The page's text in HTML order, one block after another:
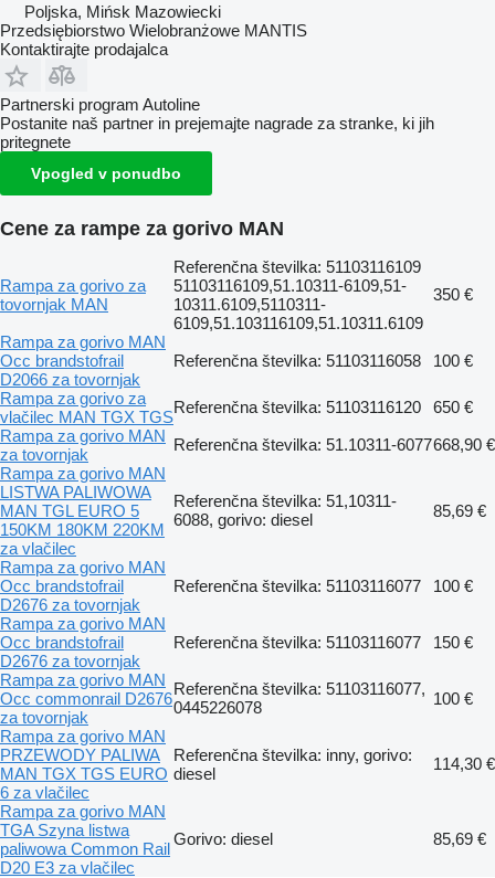
Poljska, Mińsk Mazowiecki
Przedsiębiorstwo Wielobranżowe MANTIS
Kontaktirajte prodajalca
Partnerski program Autoline
Postanite naš partner in prejemajte nagrade za stranke, ki jih
pritegnete
Vpogled v ponudbo
Cene za rampe za gorivo MAN
Rampa za gorivo za
tovornjak MAN
Referenčna številka: 51103116109
51103116109,51.10311-6109,51-
10311.6109,5110311-
6109,51.103116109,51.10311.6109
350 €
Rampa za gorivo MAN
Occ brandstofrail
D2066 za tovornjak
Referenčna številka: 51103116058
100 €
Rampa za gorivo za
vlačilec MAN TGX TGS
Referenčna številka: 51103116120
650 €
Rampa za gorivo MAN
za tovornjak
Referenčna številka: 51.10311-6077668,90 €
Rampa za gorivo MAN
LISTWA PALIWOWA
MAN TGL EURO 5
150KM 180KM 220KM
za vlačilec
Referenčna številka: 51,10311-
6088, gorivo: diesel
85,69 €
Rampa za gorivo MAN
Occ brandstofrail
D2676 za tovornjak
Referenčna številka: 51103116077
100 €
Rampa za gorivo MAN
Occ brandstofrail
D2676 za tovornjak
Referenčna številka: 51103116077
150 €
Rampa za gorivo MAN
Occ commonrail D2676
za tovornjak
Referenčna številka: 51103116077,
0445226078
100 €
Rampa za gorivo MAN
PRZEWODY PALIWA
MAN TGX TGS EURO
6 za vlačilec
Referenčna številka: inny, gorivo:
diesel
114,30 €
Rampa za gorivo MAN
TGA Szyna listwa
paliwowa Common Rail
D20 E3 za vlačilec
Gorivo: diesel 85,69 €